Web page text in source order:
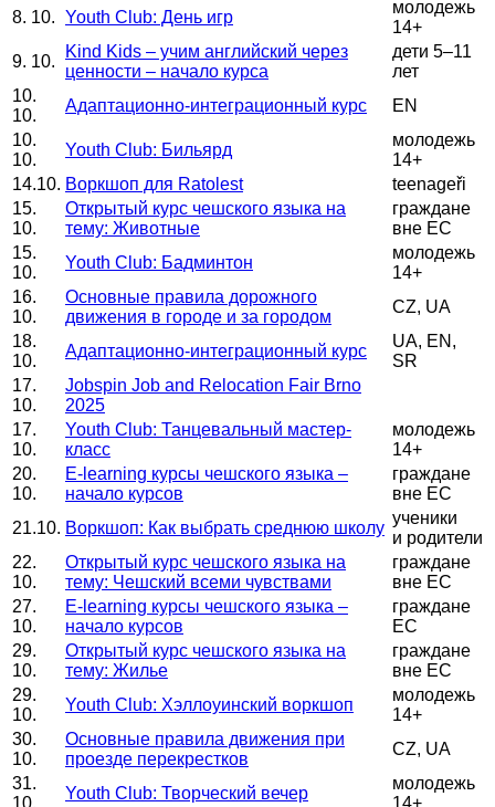
8. 10. Youth Club: День игр
молодежь
14+
9. 10.
Kind Kids – учим английский через
ценности – начало курса
дети 5–11
лет
10.
10.
Адаптационно-интеграционный курс
EN
10.
10.
Youth Club: Бильярд
молодежь
14+
14.10. Воркшоп для Ratolest
teenageři
15.
10.
Открытый курс чешского языка на
тему: Животные
граждане
вне ЕС
15.
10.
Youth Club: Бадминтон
молодежь
14+
16.
10.
Основные правила дорожного
движения в городе и за городом
CZ, UA
18.
10.
Адаптационно-интеграционный курс
UA, EN,
SR
17.
10.
Jobspin Job and Relocation Fair Brno
2025
17.
10.
Youth Club: Танцевальный мастер-
класс
молодежь
14+
20.
10.
E-learning курсы чешского языка –
начало курсов
граждане
вне ЕС
21.10. Воркшоп: Как выбрать среднюю школу
ученики
и родители
22.
10.
Открытый курс чешского языка на
тему: Чешский всеми чувствами
граждане
вне ЕС
27.
10.
E-learning курсы чешского языка –
начало курсов
граждане
ЕС
29.
10.
Открытый курс чешского языка на
тему: Жилье
граждане
вне ЕС
29.
10.
Youth Club: Хэллоуинский воркшоп
молодежь
14+
30.
10.
Основные правила движения при
проезде перекрестков
CZ, UA
31.
10.
Youth Club: Творческий вечер
молодежь
14+